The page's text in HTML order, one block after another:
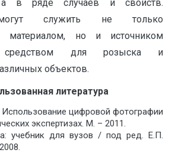
а в ряде случаев и свойств.
служить не только
материалом, но и источником
средством для розыска и
объектов.
литература
цифровой фотографии
экспертизах. М. – 2011.
учебник для вузов / под ред. Е.П.